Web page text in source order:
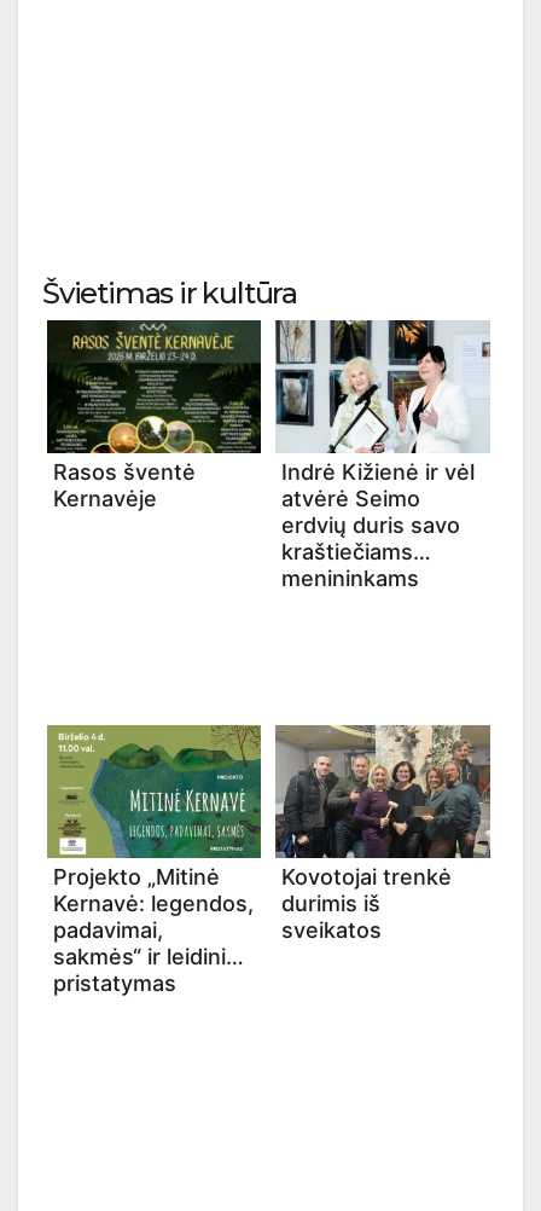
Švietimas ir kultūra
Rasos šventė
Kernavėje
Indrė Kižienė ir vėl
atvėrė Seimo
erdvių duris savo
kraštiečiams
menininkams
Projekto „Mitinė
Kernavė: legendos,
padavimai,
sakmės“ ir leidinio
pristatymas
Kovotojai trenkė
durimis iš
sveikatos